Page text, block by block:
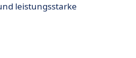
leistungsstarke